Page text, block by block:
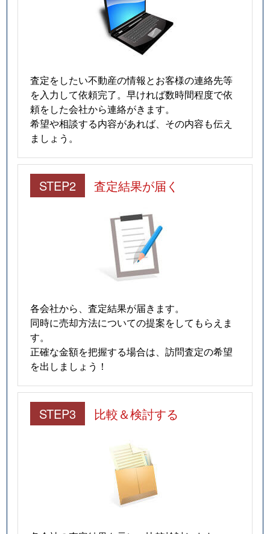
査定をしたい不動産の情報とお客様の連絡先等
を入力して依頼完了。早ければ数時間程度で依
頼をした会社から連絡がきます。
希望や相談する内容があれば、その内容も伝え
ましょう。
STEP2 査定結果が届く
各会社から、査定結果が届きます。
同時に売却方法についての提案をしてもらえま
す。
正確な金額を把握する場合は、訪問査定の希望
を出しましょう！
STEP3 比較＆検討する